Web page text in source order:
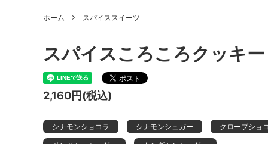
ホーム スパイススイーツ
スパイスころころクッキー
2,160円(税込)
シナモンショコラ シナモンシュガー クローブショ